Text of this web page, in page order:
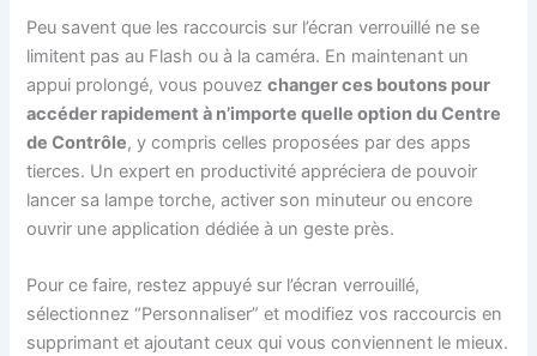
Peu savent que les raccourcis sur l’écran verrouillé ne se
limitent pas au Flash ou à la caméra. En maintenant un
appui prolongé, vous pouvezchanger ces boutons pour
accéder rapidement à n’importe quelle option du Centre
de Contrôle, y compris celles proposées par des apps
tierces. Un expert en productivité appréciera de pouvoir
lancer sa lampe torche, activer son minuteur ou encore
ouvrir une application dédiée à un geste près.
Pour ce faire, restez appuyé sur l’écran verrouillé,
sélectionnez “Personnaliser” et modifiez vos raccourcis en
supprimant et ajoutant ceux qui vous conviennent le mieux.